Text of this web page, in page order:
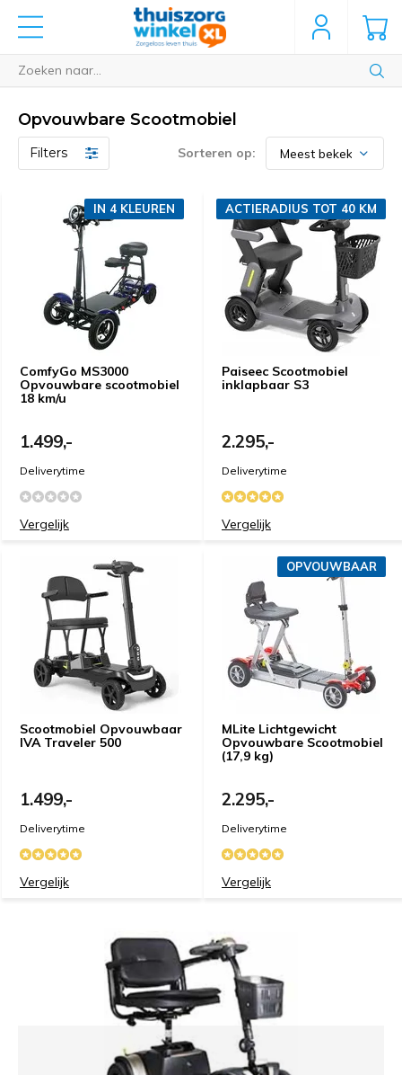
Opvouwbare Scootmobiel
Filters Sorteren op:
ComfyGo MS3000
Opvouwbare scootmobiel
18 km/u
IN 4 KLEUREN
1.499,-
Deliverytime
Vergelijk
Paiseec Scootmobiel
inklapbaar S3
ACTIERADIUS TOT 40 KM
2.295,-
Deliverytime
Vergelijk
Scootmobiel Opvouwbaar
IVA Traveler 500
1.499,-
Deliverytime
Vergelijk
MLite Lichtgewicht
Opvouwbare Scootmobiel
(17,9 kg)
OPVOUWBAAR
2.295,-
Deliverytime
Vergelijk